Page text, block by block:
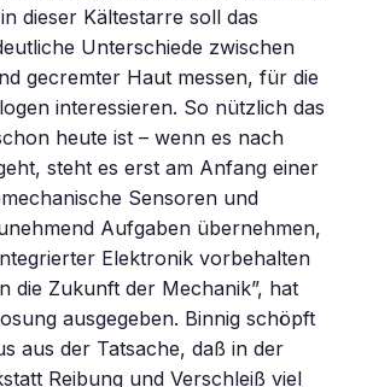
dieser Kältestarre soll das
Unterschiede zwischen
gecremter Haut messen, für die
interessieren. So nützlich das
heute ist – wenn es nach
steht es erst am Anfang einer
Sensoren und
Aufgaben übernehmen,
Elektronik vorbehalten
die Zukunft der Mechanik”, hat
ausgegeben. Binnig schöpft
aus der Tatsache, daß in der
Reibung und Verschleiß viel